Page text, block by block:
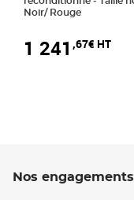
Noir/ Rouge
1 241 ,67€ HT
Nos engagements